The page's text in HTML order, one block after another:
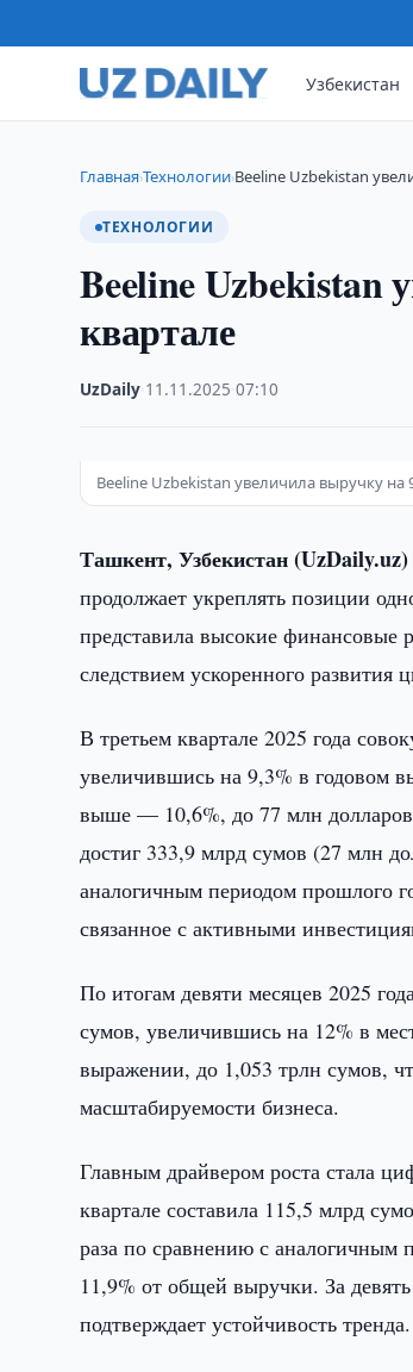
Узбекистан
Главная›Технологии›Beeline Uzbekistan
ТЕХНОЛОГИИ
Beeline Uzbekistan
квартале
UzDaily 11.11.2025 ·07:10
Beeline Uzbekistan увеличила выручку на
Ташкент, Узбекистан
продолжает укреплять позиции
представила высокие финансовые
следствием ускоренного
В третьем квартале 2025 года
увеличившись на 9,3% в годовом
выше — 10,6%, до 77 млн долларов.
достиг 333,9 млрд сумов (27 млн
аналогичным периодом прошлого
связанное с активными
По итогам девяти месяцев 2025
сумов, увеличившись на 12% в
выражении, до 1,053 трлн сумов,
масштабируемости бизнеса.
Главным драйвером роста стала
квартале составила 115,5 млрд
раза по сравнению с аналогичным
11,9% от общей выручки. За
подтверждает устойчивость тренда.